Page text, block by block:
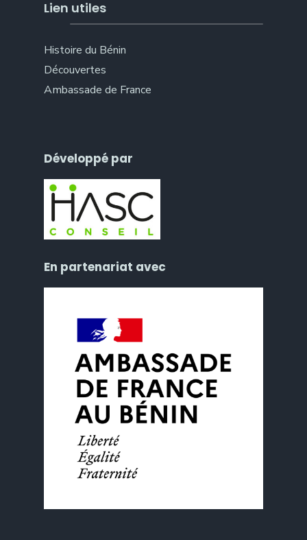
Lien utiles
Histoire du Bénin
Découvertes
Ambassade de France
Développé par
En partenariat avec